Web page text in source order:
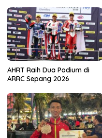
AHRT Raih Dua Podium di
ARRC Sepang 2026